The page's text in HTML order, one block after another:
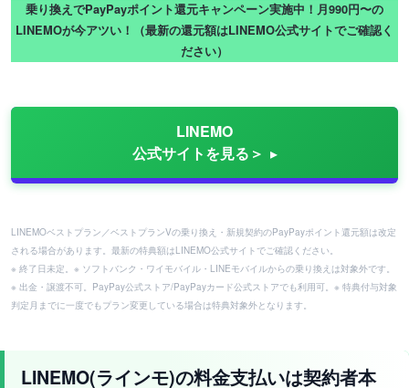
乗り換えでPayPayポイント還元キャンペーン実施中！月990円〜の
LINEMOが今アツい！（最新の還元額はLINEMO公式サイトでご確認く
ださい）
LINEMO
公式サイトを見る＞
LINEMOベストプラン／ベストプランVの乗り換え・新規契約のPayPayポイント還元額は改定
される場合があります。最新の特典額はLINEMO公式サイトでご確認ください。
※ 終了日未定。※ ソフトバンク・ワイモバイル・LINEモバイルからの乗り換えは対象外です。
※ 出金・譲渡不可。PayPay公式ストア/PayPayカード公式ストアでも利用可。※ 特典付与対象
判定月までに一度でもプラン変更している場合は特典対象外となります。
LINEMO(ラインモ)の料金支払いは契約者本